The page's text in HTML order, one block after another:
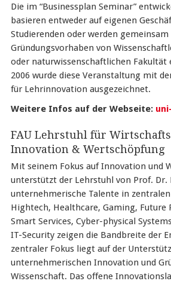
Die im “Businessplan Seminar”
basieren entweder auf eigenen
Studierenden oder werden
Gründungsvorhaben von
oder naturwissenschaftlichen Fakultät
2006 wurde diese Veranstaltung mit
für Lehrinnovation ausgezeichnet.
Weitere Infos auf der Webseite:
FAU Lehrstuhl für
Innovation & Wertschöpfung
Mit seinem Fokus auf Innovation und
unterstützt der Lehrstuhl von Prof.
unternehmerische Talente in
Hightech, Healthcare, Gaming, Future
Smart Services, Cyber-physical
IT-Security zeigen die Bandbreite der
zentraler Fokus liegt auf der
unternehmerischen Innovation und
Wissenschaft. Das offene